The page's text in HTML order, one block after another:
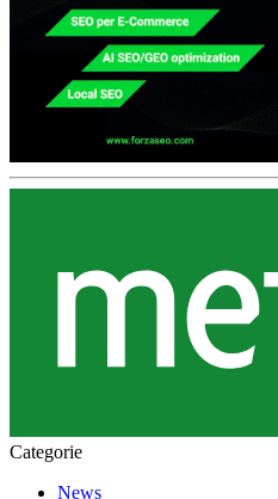
Categorie
News